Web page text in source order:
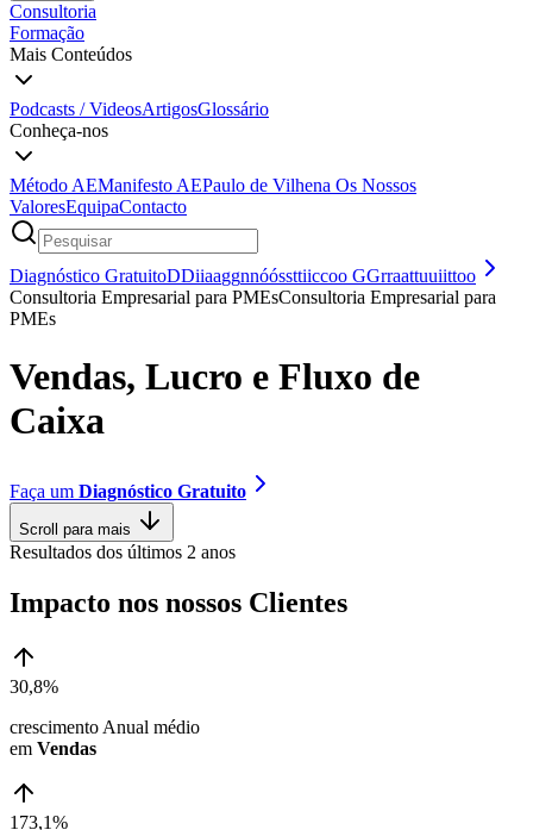
Consultoria
Formação
Mais Conteúdos
Podcasts / VideosArtigosGlossário
Conheça-nos
Método AEManifesto AEPaulo de Vilhena Os Nossos
ValoresEquipaContacto
Diagnóstico GratuitoDDiiaaggnnóóssttiiccoo GGrraattuuiittoo
Consultoria Empresarial para PMEsConsultoria Empresarial para
PMEs
Vendas, Lucro e Fluxo de
Caixa
Faça um Diagnóstico Gratuito
Scroll para mais
Resultados dos últimos 2 anos
Impacto nos nossos Clientes
30,8%
crescimento Anual médio
em Vendas
173,1%